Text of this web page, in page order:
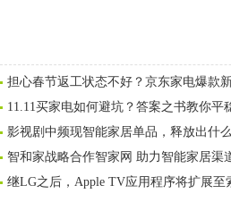
担心春节返工状态不好？京东家电爆款
11.11买家电如何避坑？答案之书教你平
影视剧中频现智能家居单品，释放出什
智和家战略合作智家网 助力智能家居渠
继LG之后，Apple TV应用程序将扩展至